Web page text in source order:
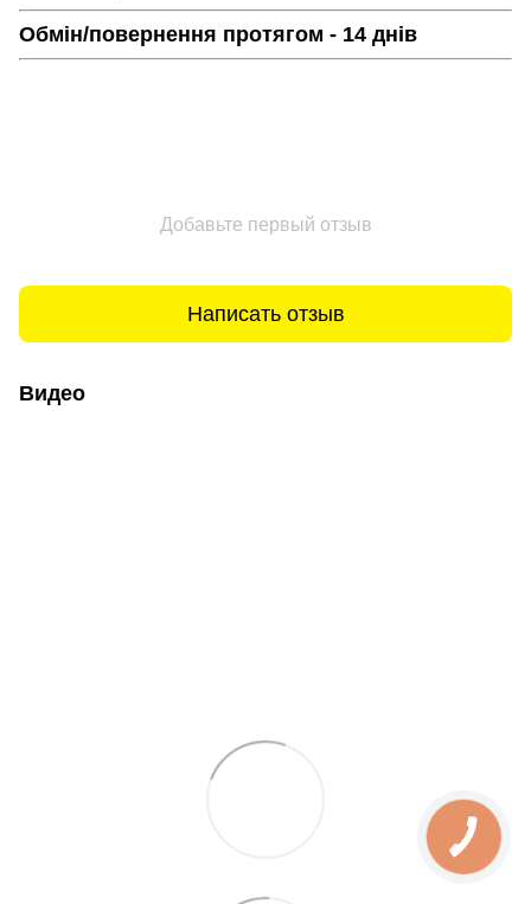
Обмін/повернення протягом - 14 днів
Добавьте первый отзыв
Написать отзыв
Видео
КНОПКА
ЗВ'ЯЗКУ